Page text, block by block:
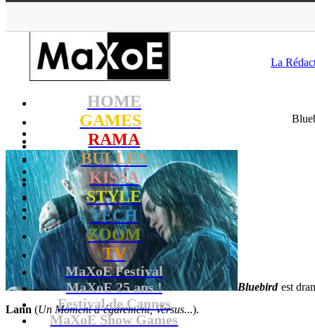
HOME
GAMES
RAMA
BULLES
KISSA
STYLE
TECH
ZOOM
TV
MaXoE Festival
MaXoE 25 ans !
Festival de Cannes
MaXoE Show Games
La
Bluebirdest
Lann (Un Moment d’égarement, Versus...).